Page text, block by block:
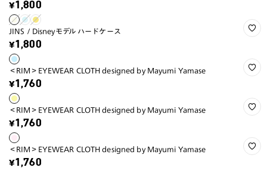
¥1,800
JINS / Disneyモデル ハードケース
¥1,800
＜RIM＞EYEWEAR CLOTH designed by Mayumi Yamase
¥1,760
＜RIM＞EYEWEAR CLOTH designed by Mayumi Yamase
¥1,760
＜RIM＞EYEWEAR CLOTH designed by Mayumi Yamase
¥1,760